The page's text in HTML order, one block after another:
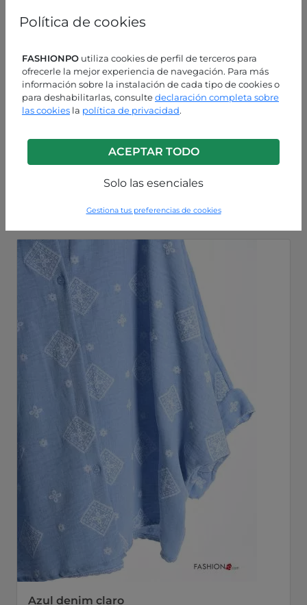
Política de cookies
FASHIONPO utiliza cookies de perfil de terceros para
ofrecerle la mejor experiencia de navegación. Para más
información sobre la instalación de cada tipo de cookies o
para deshabilitarlas, consultedeclaración completa sobre
las cookies la política de privacidad.
ACEPTAR TODO
Solo las esenciales
Gestiona tus preferencias de cookies
Azul medianoche
Azul denim claro